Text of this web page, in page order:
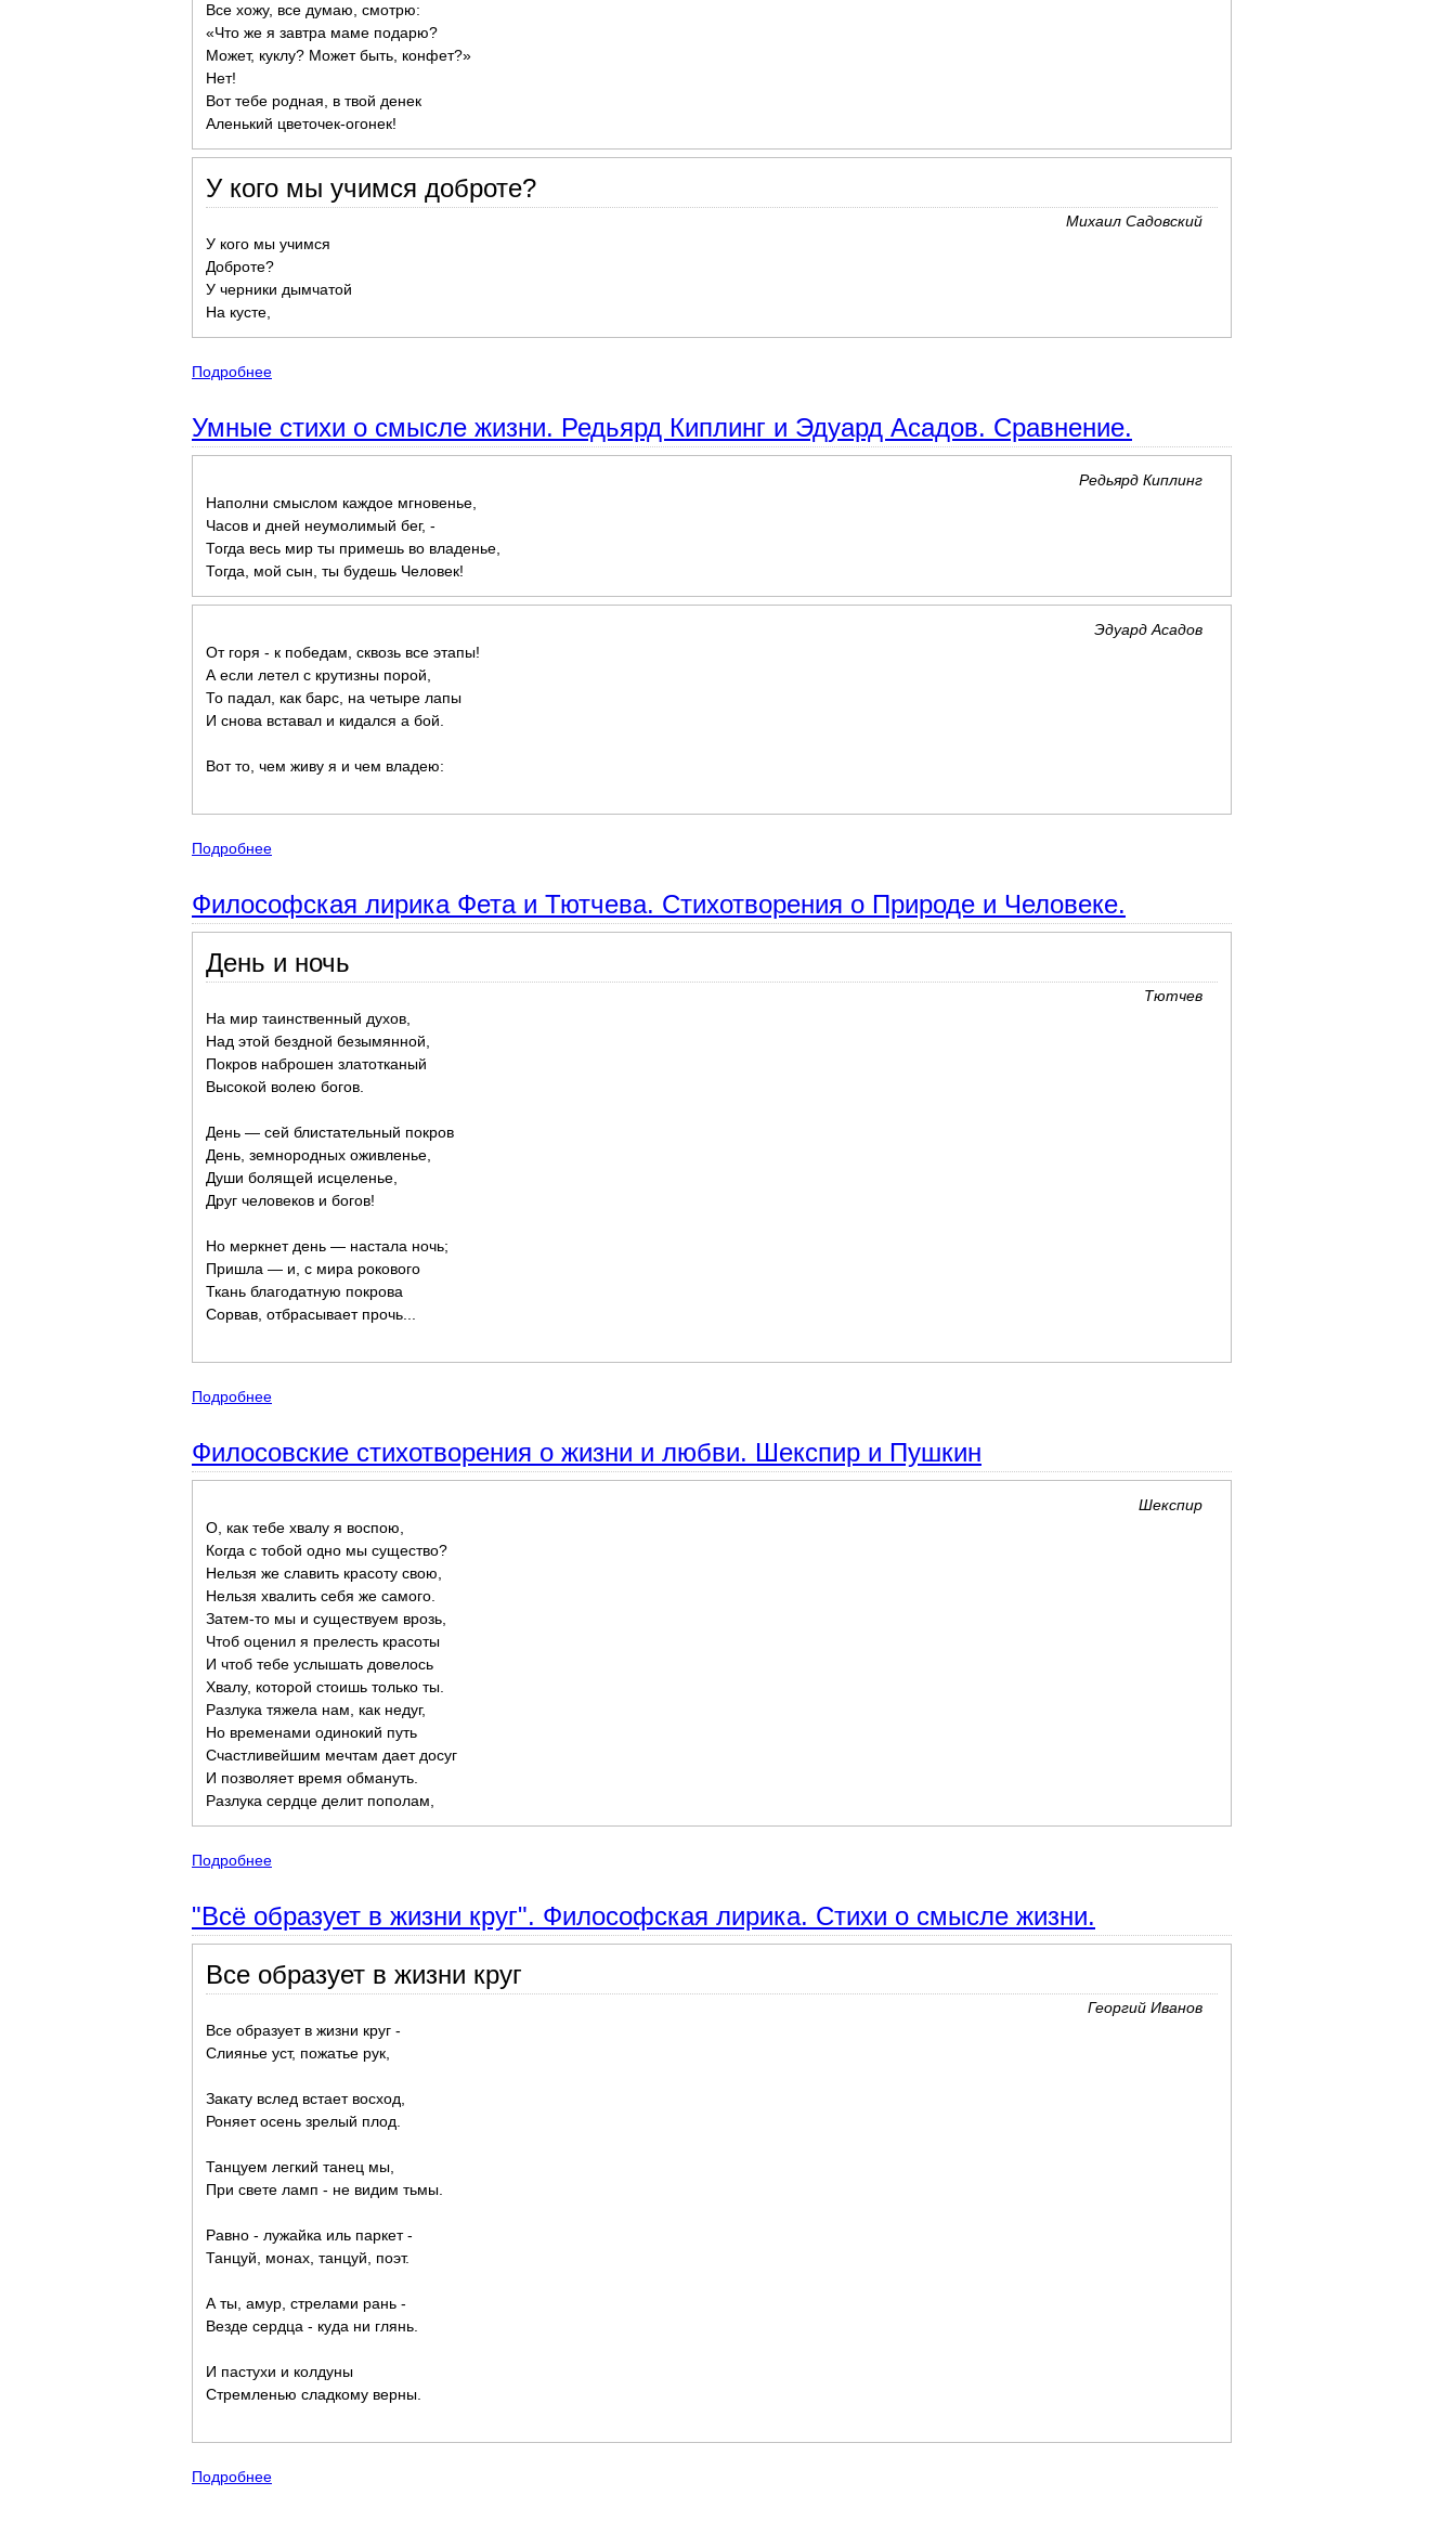
Все хожу, все думаю, смотрю:
«Что же я завтра маме подарю?
Может, куклу? Может быть, конфет?»
Нет!
Вот тебе родная, в твой денек
Аленький цветочек-огонек!
У кого мы учимся доброте?
Михаил Садовский
У кого мы учимся
Доброте?
У черники дымчатой
На кусте,
Подробнее
Умные стихи о смысле жизни. Редьярд Киплинг и Эдуард Асадов. Сравнение.
Редьярд Киплинг
Наполни смыслом каждое мгновенье,
Часов и дней неумолимый бег, -
Тогда весь мир ты примешь во владенье,
Тогда, мой сын, ты будешь Человек!
Эдуард Асадов
От горя - к победам, сквозь все этапы!
А если летел с крутизны порой,
То падал, как барс, на четыре лапы
И снова вставал и кидался а бой.
Вот то, чем живу я и чем владею:
Подробнее
Философская лирика Фета и Тютчева. Стихотворения о Природе и Человеке.
День и ночь
Тютчев
На мир таинственный духов,
Над этой бездной безымянной,
Покров наброшен златотканый
Высокой волею богов.
День — сей блистательный покров
День, земнородных оживленье,
Души болящей исцеленье,
Друг человеков и богов!
Но меркнет день — настала ночь;
Пришла — и, с мира рокового
Ткань благодатную покрова
Сорвав, отбрасывает прочь...
Подробнее
Филосовские стихотворения о жизни и любви. Шекспир и Пушкин
Шекспир
О, как тебе хвалу я воспою,
Когда с тобой одно мы существо?
Нельзя же славить красоту свою,
Нельзя хвалить себя же самого.
Затем-то мы и существуем врозь,
Чтоб оценил я прелесть красоты
И чтоб тебе услышать довелось
Хвалу, которой стоишь только ты.
Разлука тяжела нам, как недуг,
Но временами одинокий путь
Счастливейшим мечтам дает досуг
И позволяет время обмануть.
Разлука сердце делит пополам,
Подробнее
"Всё образует в жизни круг". Философская лирика. Стихи о смысле жизни.
Все образует в жизни круг
Георгий Иванов
Все образует в жизни круг -
Слиянье уст, пожатье рук,
Закату вслед встает восход,
Роняет осень зрелый плод.
Танцуем легкий танец мы,
При свете ламп - не видим тьмы.
Равно - лужайка иль паркет -
Танцуй, монах, танцуй, поэт.
А ты, амур, стрелами рань -
Везде сердца - куда ни глянь.
И пастухи и колдуны
Стремленью сладкому верны.
Подробнее